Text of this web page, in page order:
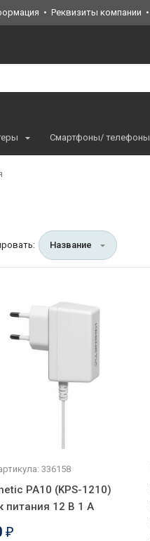
Реквизиты компании
Смартфоны/ телефоны
Название
336158
PA10 (KPS-1210)
питания 12 В 1 А
₽